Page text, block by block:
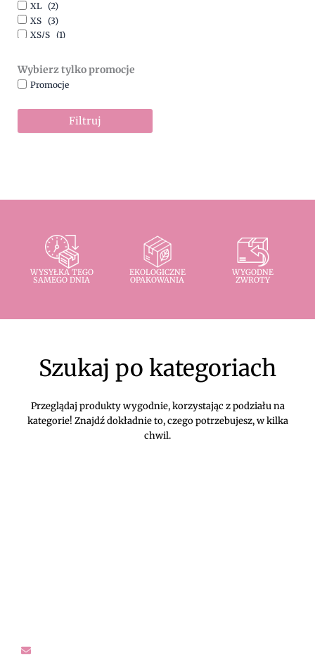
XL (2)
XS (3)
XS/S (1)
Wybierz tylko promocje
Promocje
Filtruj
WYSYŁKA TEGO
SAMEGO DNIA
EKOLOGICZNE
OPAKOWANIA
WYGODNE
ZWROTY
Szukaj po kategoriach
Przeglądaj produkty wygodnie, korzystając z podziału na
kategorie! Znajdź dokładnie to, czego potrzebujesz, w kilka
chwil.